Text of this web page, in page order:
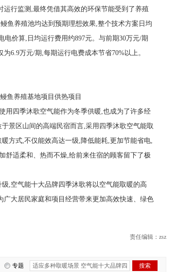
行监测,最终凭借其高效的环保节能受到了养殖
鱼养殖池均达到预期理想效果,整个技术方案日均
电价算,日均运行费用约897元。与前期30万元/期
6.9万元/期,每期运行电费成本节省70%以上。
养殖基地项目供热项目
四季沐歌空气能作为冬季供暖,也成为了许多经
景区山间的高端民宿而言,采用四季沐歌空气能取
方式,不仅能效高达一级,降低能耗,更加节能省电,
舒适柔和、热而不燥,给前来住宿的顾客留下了极
空气能十大品牌四季沐歌将以空气能取暖的高
大居民家庭和项目经营带来更加高效快速、绿色
责任编辑：zsz
专题